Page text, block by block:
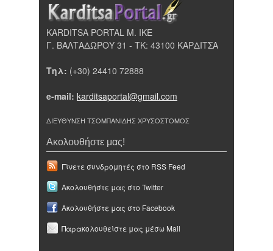
KARDITSA PORTAL Μ. ΙΚΕ
Γ. ΒΑΛΤΑΔΩΡΟΥ 31 - ΤΚ: 43100 ΚΑΡΔΙΤΣΑ
Τηλ: (+30) 24410 72888
e-mail: karditsaportal@gmail.com
ΔΙΕΥΘΥΝΣΗ ΤΣΟΜΠΑΝΙΔΗΣ ΧΡΥΣΟΣΤΟΜΟΣ
Ακολουθήστε μας!
Γίνετε συνδρομητές στο RSS Feed
Ακολουθήστε μας στο Twitter
Ακολουθήστε μας στο Facebook
Παρακολουθείστε μας μέσω Mail